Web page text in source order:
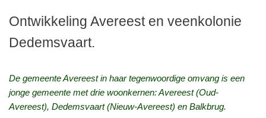
inhoud
Ontwikkeling Avereest en veenkolonie
Dedemsvaart.
De gemeente Avereest in haar tegenwoordige omvang is een
jonge gemeente met drie woonkernen: Avereest (Oud-
Avereest), Dedemsvaart (Nieuw-Avereest) en Balkbrug.